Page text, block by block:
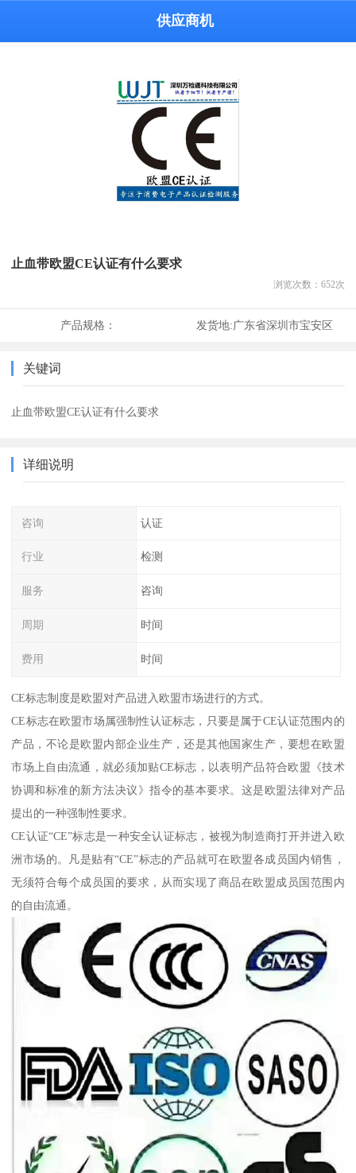
供应商机
止血带欧盟CE认证有什么要求
浏览次数： 652次
产品规格： 发货地:广东省深圳市宝安区
关键词
止血带欧盟CE认证有什么要求
详细说明
咨询 认证
行业 检测
服务 咨询
周期 时间
费用 时间
CE标志制度是欧盟对产品进入欧盟市场进行的方式。
CE标志在欧盟市场属强制性认证标志，只要是属于CE认证范围内的
产品，不论是欧盟内部企业生产，还是其他国家生产，要想在欧盟
市场上自由流通，就必须加贴CE标志，以表明产品符合欧盟《技术
协调和标准的新方法决议》指令的基本要求。这是欧盟法律对产品
提出的一种强制性要求。
CE认证“CE”标志是一种安全认证标志，被视为制造商打开并进入欧
洲市场的。凡是贴有“CE”标志的产品就可在欧盟各成员国内销售，
无须符合每个成员国的要求，从而实现了商品在欧盟成员国范围内
的自由流通。